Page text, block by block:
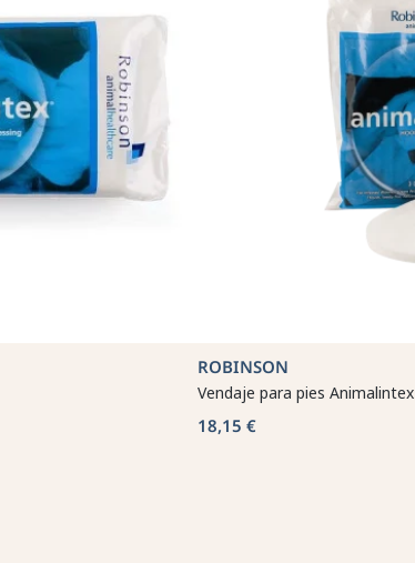
ROBINSON
Vendaje para pies Animalintex
18,15 €